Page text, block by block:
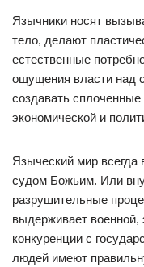
Язычники носят
тело, делают
естественные
ощущения власти над
создавать
экономической и
Языческий мир всегда
судом Божьим. Или
разрушительные
выдерживает военной,
конкуренции с
людей имеют